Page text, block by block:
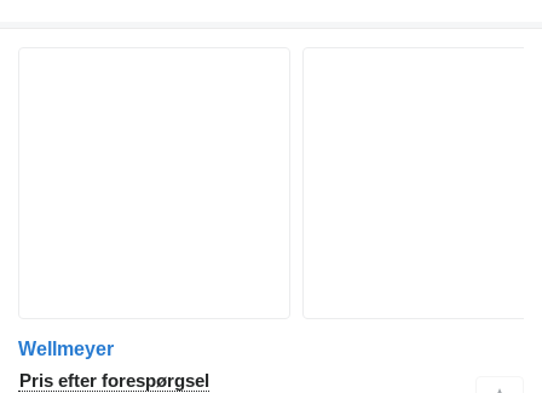
Wellmeyer
Pris efter forespørgsel